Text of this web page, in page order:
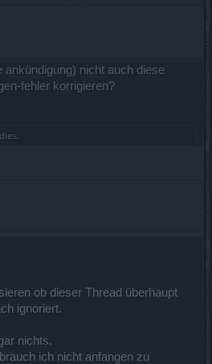
ankündigung) nicht auch diese
fehler korrigieren?
ob dieser Thread überhaupt
ignoriert.
nichts.
ich nicht anfangen zu